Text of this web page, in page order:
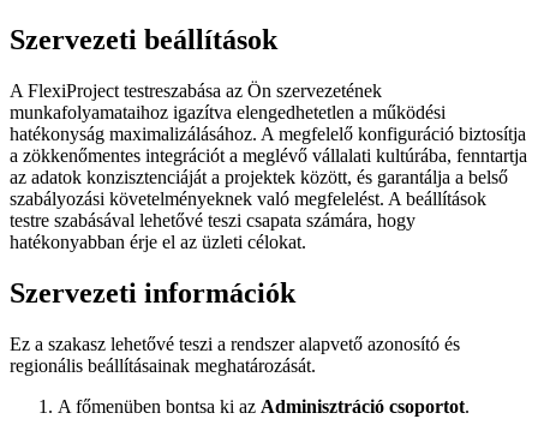
Szervezeti beállítások
A FlexiProject testreszabása az Ön szervezetének
munkafolyamataihoz igazítva elengedhetetlen a működési
hatékonyság maximalizálásához. A megfelelő konfiguráció biztosítja
a zökkenőmentes integrációt a meglévő vállalati kultúrába, fenntartja
az adatok konzisztenciáját a projektek között, és garantálja a belső
szabályozási követelményeknek való megfelelést. A beállítások
testre szabásával lehetővé teszi csapata számára, hogy
hatékonyabban érje el az üzleti célokat.
Szervezeti információk
Ez a szakasz lehetővé teszi a rendszer alapvető azonosító és
regionális beállításainak meghatározását.
A főmenüben bontsa ki az Adminisztráció csoportot.